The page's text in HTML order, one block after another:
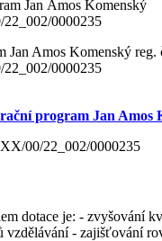
Jan Amos Komenský reg.
0000235
program Jan Amos
00/22_002/0000235
dotace je: - zvyšování
vzdělávání - zajišťování